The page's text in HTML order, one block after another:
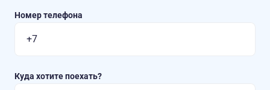
Номер телефона
Куда хотите поехать?